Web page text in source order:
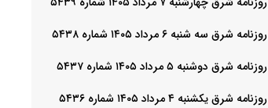
روزنامه شرق سه شنبه ۶ مرداد ۱۴۰۵ شماره ۵۴۳۸
روزنامه شرق دوشنبه ۵ مرداد ۱۴۰۵ شماره ۵۴۳۷
روزنامه شرق یکشنبه ۴ مرداد ۱۴۰۵ شماره ۵۴۳۶